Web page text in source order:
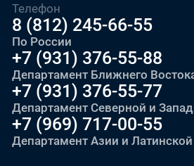
Телефон
8 (812) 245-66-55
По России
+7 (931) 376-55-88
Департамент Ближнего
+7 (931) 376-55-77
Департамент Северной и
+7 (969) 717-00-55
Департамент Азии и